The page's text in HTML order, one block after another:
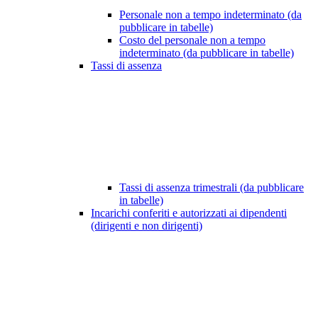
Personale non a tempo indeterminato (da
pubblicare in tabelle)
Costo del personale non a tempo
indeterminato (da pubblicare in tabelle)
Tassi di assenza
Tassi di assenza trimestrali (da pubblicare
in tabelle)
Incarichi conferiti e autorizzati ai dipendenti
(dirigenti e non dirigenti)